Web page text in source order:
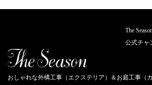
The
公式チャ
おしゃれな外構工事（エクステリア）＆お庭工事（